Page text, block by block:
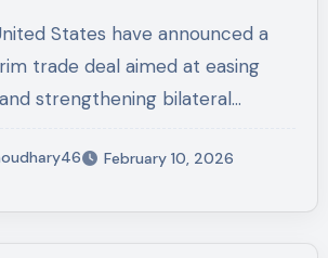
trade deal aimed at easing
strengthening bilateral…
February 10, 2026